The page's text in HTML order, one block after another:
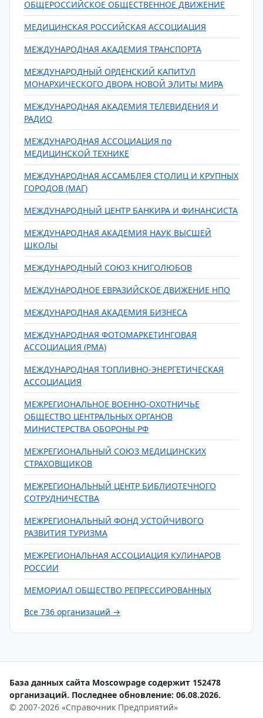
ОБЩЕРОССИЙСКОЕ ОБЩЕСТВЕННОЕ ДВИЖЕНИЕ
МЕДИЦИНСКАЯ РОССИЙСКАЯ АССОЦИАЦИЯ
МЕЖДУНАРОДНАЯ АКАДЕМИЯ ТРАНСПОРТА
МЕЖДУНАРОДНЫЙ ОРДЕНСКИЙ КАПИТУЛ
МОНАРХИЧЕСКОГО ДВОРА НОВОЙ ЭЛИТЫ МИРА
МЕЖДУНАРОДНАЯ АКАДЕМИЯ ТЕЛЕВИДЕНИЯ И
РАДИО
МЕЖДУНАРОДНАЯ АССОЦИАЦИЯ по
МЕДИЦИНСКОЙ ТЕХНИКЕ
МЕЖДУНАРОДНАЯ АССАМБЛЕЯ СТОЛИЦ И КРУПНЫХ
ГОРОДОВ (МАГ)
МЕЖДУНАРОДНЫЙ ЦЕНТР БАНКИРА И ФИНАНСИСТА
МЕЖДУНАРОДНАЯ АКАДЕМИЯ НАУК ВЫСШЕЙ
ШКОЛЫ
МЕЖДУНАРОДНЫЙ СОЮЗ КНИГОЛЮБОВ
МЕЖДУНАРОДНОЕ ЕВРАЗИЙСКОЕ ДВИЖЕНИЕ НПО
МЕЖДУНАРОДНАЯ АКАДЕМИЯ БИЗНЕСА
МЕЖДУНАРОДНАЯ ФОТОМАРКЕТИНГОВАЯ
АССОЦИАЦИЯ (РМА)
МЕЖДУНАРОДНАЯ ТОПЛИВНО-ЭНЕРГЕТИЧЕСКАЯ
АССОЦИАЦИЯ
МЕЖРЕГИОНАЛЬНОЕ ВОЕННО-ОХОТНИЧЬЕ
ОБЩЕСТВО ЦЕНТРАЛЬНЫХ ОРГАНОВ
МИНИСТЕРСТВА ОБОРОНЫ РФ
МЕЖРЕГИОНАЛЬНЫЙ СОЮЗ МЕДИЦИНСКИХ
СТРАХОВЩИКОВ
МЕЖРЕГИОНАЛЬНЫЙ ЦЕНТР БИБЛИОТЕЧНОГО
СОТРУДНИЧЕСТВА
МЕЖРЕГИОНАЛЬНЫЙ ФОНД УСТОЙЧИВОГО
РАЗВИТИЯ ТУРИЗМА
МЕЖРЕГИОНАЛЬНАЯ АССОЦИАЦИЯ КУЛИНАРОВ
РОССИИ
МЕМОРИАЛ ОБЩЕСТВО РЕПРЕССИРОВАННЫХ
Все 736 организаций →
База данных сайта Moscowpage содержит 152478
организаций. Последнее обновление: 06.08.2026.
© 2007-2026 «Справочник Предприятий»